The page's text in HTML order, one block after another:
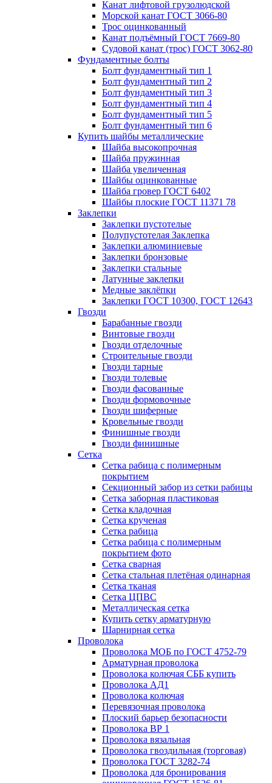
Канат лифтовой грузолюдской
Морской канат ГОСТ 3066-80
Трос оцинкованный
Канат подъёмный ГОСТ 7669-80
Судовой канат (трос) ГОСТ 3062-80
Фундаментные болты
Болт фундаментный тип 1
Болт фундаментный тип 2
Болт фундаментный тип 3
Болт фундаментный тип 4
Болт фундаментный тип 5
Болт фундаментный тип 6
Купить шайбы металлические
Шайба высокопрочная
Шайба пружинная
Шайба увеличенная
Шайбы оцинкованные
Шайба гровер ГОСТ 6402
Шайбы плоские ГОСТ 11371 78
Заклепки
Заклепки пустотелые
Полупустотелая Заклепка
Заклепки алюминиевые
Заклепки бронзовые
Заклепки стальные
Латунные заклепки
Медные заклёпки
Заклепки ГОСТ 10300, ГОСТ 12643
Гвозди
Барабанные гвозди
Винтовые гвозди
Гвозди отделочные
Строительные гвозди
Гвозди тарные
Гвозди толевые
Гвозди фасованные
Гвозди формовочные
Гвозди шиферные
Кровельные гвозди
Финишные гвозди
Гвозди финишные
Сетка
Сетка рабица с полимерным
покрытием
Секционный забор из сетки рабицы
Сетка заборная пластиковая
Сетка кладочная
Сетка крученая
Сетка рабица
Сетка рабица с полимерным
покрытием фото
Сетка сварная
Сетка стальная плетёная одинарная
Сетка тканая
Сетка ЦПВС
Металлическая сетка
Купить сетку арматурную
Шарнирная сетка
Проволока
Проволока МОБ по ГОСТ 4752-79
Арматурная проволока
Проволока колючая СББ купить
Проволока АД1
Проволока колючая
Перевязочная проволока
Плоский барьер безопасности
Проволока ВР 1
Проволока вязальная
Проволока гвоздильная (торговая)
Проволока ГОСТ 3282-74
Проволока для бронирования